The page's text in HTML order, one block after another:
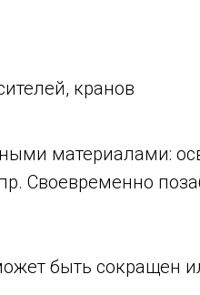
кранов
материалами:
Своевременно
быть сокращен